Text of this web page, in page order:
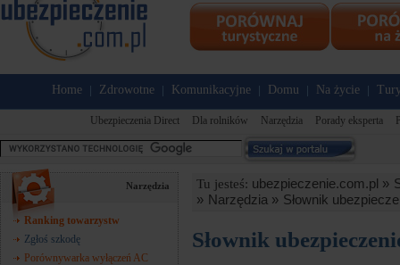
Home Zdrowotne Komunikacyjne Domu Na życie
Ubezpieczenia Direct Dla rolników Narzędzia Porady eksperta
Narzędzia
Ranking towarzystw
Zgłoś szkodę
Porównywarka wyłączeń AC
Tu jesteś: ubezpieczenie.com.pl »
» Narzędzia » Słownik
Słownik